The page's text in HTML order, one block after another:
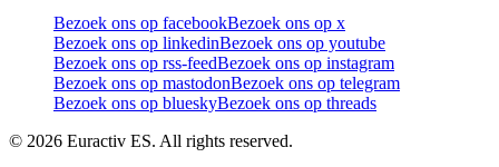
Bezoek ons op facebookBezoek ons op x
Bezoek ons op linkedinBezoek ons op youtube
Bezoek ons op rss-feedBezoek ons op instagram
Bezoek ons op mastodonBezoek ons op telegram
Bezoek ons op blueskyBezoek ons op threads
© 2026 Euractiv ES. All rights reserved.